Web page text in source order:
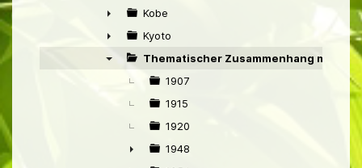
►
Kobe
►
Kyoto
Thematischer Zusammenhang mit
1907
1915
1920
1948